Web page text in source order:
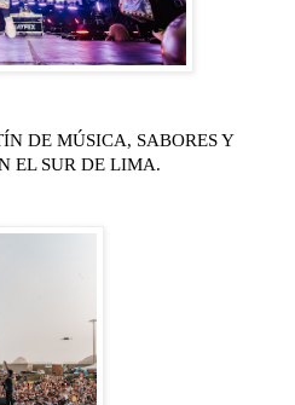
DE MÚSICA, SABORES Y
EL SUR DE LIMA.